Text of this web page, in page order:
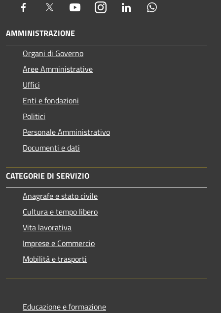
Facebook Twitter YoutubeInstagram LinkedIn
AMMINISTRAZIONE
Organi di Governo
Aree Amministrative
Uffici
Enti e fondazioni
Politici
Personale Amministrativo
Documenti e dati
CATEGORIE DI SERVIZIO
Anagrafe e stato civile
Cultura e tempo libero
Vita lavorativa
Imprese e Commercio
Mobilità e trasporti
Educazione e formazione